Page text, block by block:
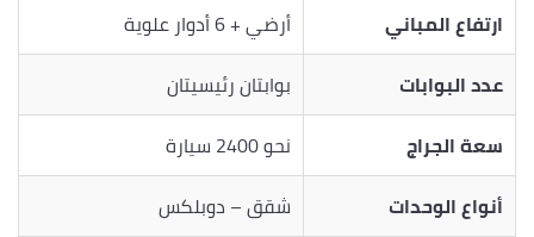
ارتفاع المباني
أرضي + 6 أدوار علوية
عدد البوابات
بوابتان رئيسيتان
سعة الجراج
نحو 2400 سيارة
أنواع الوحدات
شقق – دوبلكس